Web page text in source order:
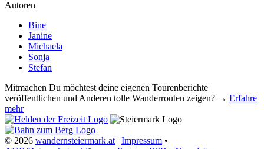
Autoren
Bine
Janine
Michaela
Sonja
Stefan
Mitmachen Du möchtest deine eigenen Tourenberichte
veröffentlichen und Anderen tolle Wanderrouten zeigen? → Erfahre
mehr
© 2026 wandernsteiermark.at | Impressum •